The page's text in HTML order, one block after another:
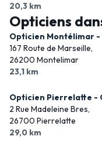
20,3 km
Opticiens
Opticien Montélimar
167 Route de Marseille,
26200 Montelimar
23,1 km
Opticien Pierrelatte -
2 Rue Madeleine Bres,
26700 Pierrelatte
29,0 km